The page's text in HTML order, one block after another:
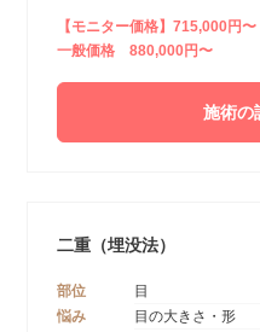
【モニター価格】715,000円〜
一般価格 880,000円〜
施術の
二重（埋没法）
部位
目
悩み
目の大きさ・形